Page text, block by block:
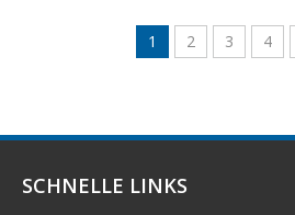
1 2 3 4
SCHNELLE LINKS